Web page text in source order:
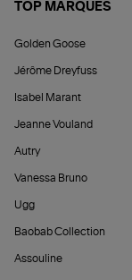
TOP MARQUES
Golden Goose
Jérôme Dreyfuss
Isabel Marant
Jeanne Vouland
Autry
Vanessa Bruno
Ugg
Baobab Collection
Assouline